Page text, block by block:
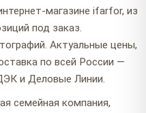
магазине ifarfor, из
под заказ.
Актуальные цены,
по всей России —
и Деловые Линии.
семейная компания,